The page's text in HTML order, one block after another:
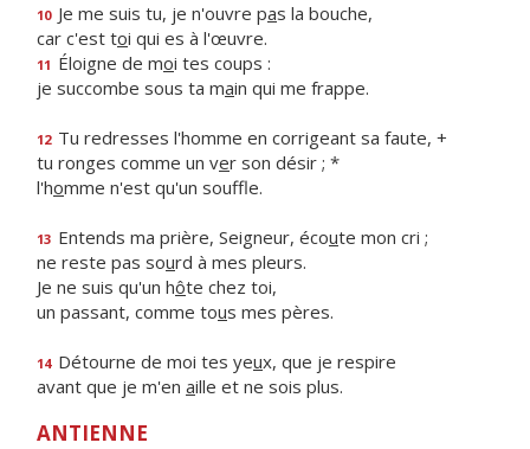
10 Je me suis tu, je n'ouvre pas la bouche,
car c'est toi qui es à l'œuvre.
11 Éloigne de moi tes coups :
je succombe sous ta main qui me frappe.
12 Tu redresses l'homme en corrigeant sa faute, +
tu ronges comme un ver son désir ; *
l'homme n'est qu'un souffle.
13 Entends ma prière, Seigneur, écoute mon cri ;
ne reste pas sourd à mes pleurs.
Je ne suis qu'un hôte chez toi,
un passant, comme tous mes pères.
14 Détourne de moi tes yeux, que je respire
avant que je m'en aille et ne sois plus.
ANTIENNE